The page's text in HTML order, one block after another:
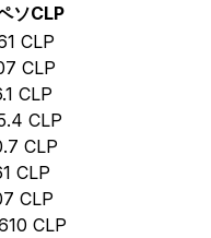
ソCLP
CLP
CLP
CLP
CLP
CLP
CLP
CLP
CLP